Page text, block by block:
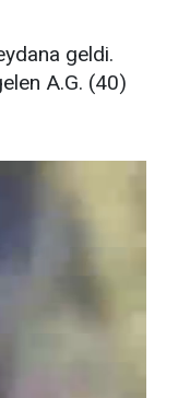
geldi.
A.G. (40)